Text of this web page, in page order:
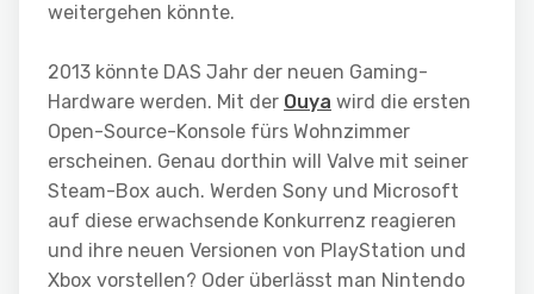
weitergehen könnte.
2013 könnte DAS Jahr der neuen Gaming-
Hardware werden. Mit der Ouya wird die ersten
Open-Source-Konsole fürs Wohnzimmer
erscheinen. Genau dorthin will Valve mit seiner
Steam-Box auch. Werden Sony und Microsoft
auf diese erwachsende Konkurrenz reagieren
und ihre neuen Versionen von PlayStation und
Xbox vorstellen? Oder überlässt man Nintendo